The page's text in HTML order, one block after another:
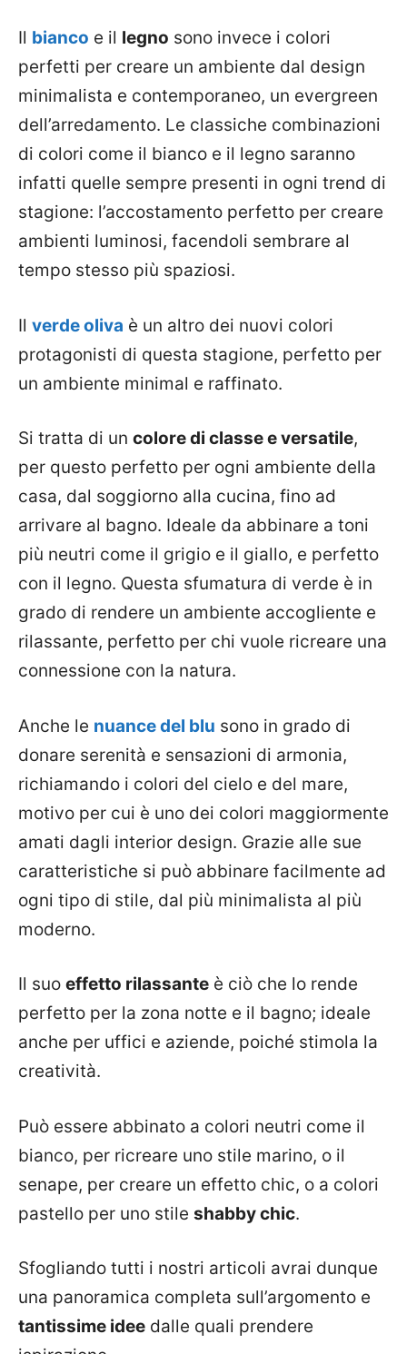
Il bianco e il legno sono invece i colori
perfetti per creare un ambiente dal design
minimalista e contemporaneo, un evergreen
dell’arredamento. Le classiche combinazioni
di colori come il bianco e il legno saranno
infatti quelle sempre presenti in ogni trend di
stagione: l’accostamento perfetto per creare
ambienti luminosi, facendoli sembrare al
tempo stesso più spaziosi.
Il verde oliva è un altro dei nuovi colori
protagonisti di questa stagione, perfetto per
un ambiente minimal e raffinato.
Si tratta di un colore di classe e versatile,
per questo perfetto per ogni ambiente della
casa, dal soggiorno alla cucina, fino ad
arrivare al bagno. Ideale da abbinare a toni
più neutri come il grigio e il giallo, e perfetto
con il legno. Questa sfumatura di verde è in
grado di rendere un ambiente accogliente e
rilassante, perfetto per chi vuole ricreare una
connessione con la natura.
Anche le nuance del blu sono in grado di
donare serenità e sensazioni di armonia,
richiamando i colori del cielo e del mare,
motivo per cui è uno dei colori maggiormente
amati dagli interior design. Grazie alle sue
caratteristiche si può abbinare facilmente ad
ogni tipo di stile, dal più minimalista al più
moderno.
Il suo effetto rilassante è ciò che lo rende
perfetto per la zona notte e il bagno; ideale
anche per uffici e aziende, poiché stimola la
creatività.
Può essere abbinato a colori neutri come il
bianco, per ricreare uno stile marino, o il
senape, per creare un effetto chic, o a colori
pastello per uno stile shabby chic.
Sfogliando tutti i nostri articoli avrai dunque
una panoramica completa sull’argomento e
tantissime idee dalle quali prendere